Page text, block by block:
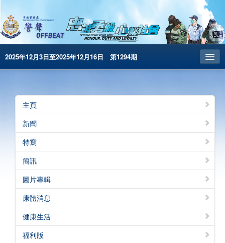
2025年12月3日至2025年12月16日 第1294期
昔日警聲
警務處主頁
简体版
English
電子書版
警聲特刊
主頁
新聞
特寫
簡訊
圖片專輯
康體消息
健康生活
福利版